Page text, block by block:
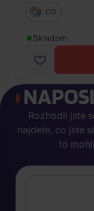
CD
Skladom
Rozhodli jste
najdete, co jste
to